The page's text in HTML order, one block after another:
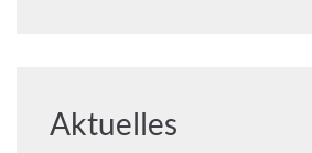
Aktuelles